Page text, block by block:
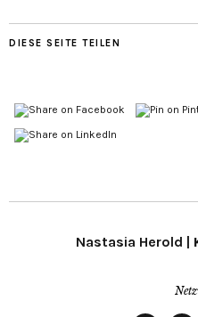
DIESE SEITE TEILEN
Nastasia Herold |